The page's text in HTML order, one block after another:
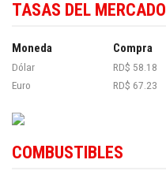
TASAS DEL MERCADO
Moneda Compra
Dólar RD$ 58.18
Euro
RD$ 67.23
COMBUSTIBLES